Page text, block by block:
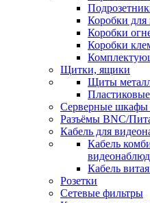
Коробки для
Коробки
Коробки
Щитки, ящики
Щиты
Серверные шкафы
Разъёмы BNC/
Кабель для
Кабель
Кабель
Розетки
Сетевые фильтры